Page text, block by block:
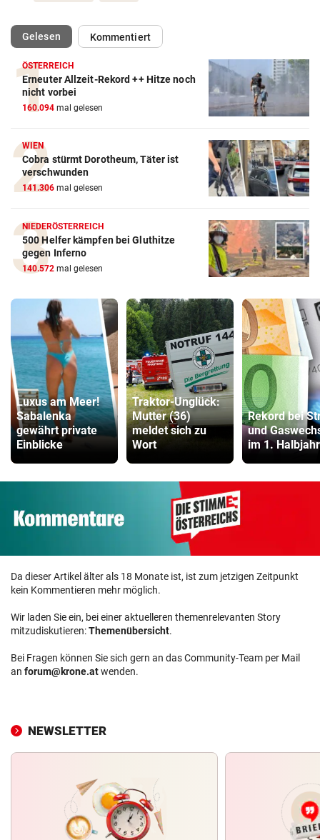
Gelesen(ausgewählt)Kommentiert
ÖSTERREICH
Erneuter Allzeit-Rekord ++ Hitze noch
nicht vorbei
160.094 mal gelesen
WIEN
Cobra stürmt Dorotheum, Täter ist
verschwunden
141.306 mal gelesen
NIEDERÖSTERREICH
500 Helfer kämpfen bei Gluthitze
gegen Inferno
140.572 mal gelesen
Luxus am Meer!
Sabalenka
gewährt private
Einblicke
Traktor-Unglück:
Mutter (36)
meldet sich zu
Wort
Rekord bei
und
im 1. Halbjahr
Da dieser Artikel älter als 18 Monate ist, ist zum jetzigen Zeitpunkt
kein Kommentieren mehr möglich.
Wir laden Sie ein, bei einer aktuelleren themenrelevanten Story
mitzudiskutieren:Themenübersicht.
Bei Fragen können Sie sich gern an das Community-Team per Mail
an forum@krone.atwenden.
NEWSLETTER